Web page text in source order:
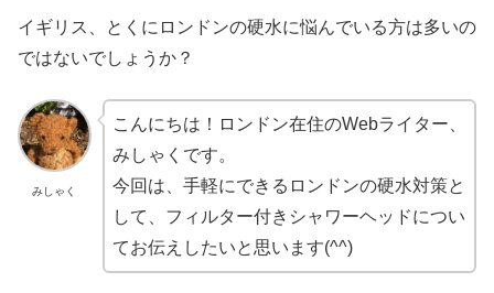
イギリス、とくにロンドンの硬水に悩んでいる方は多いの
ではないでしょうか？
みしゃく
こんにちは！ロンドン在住のWebライター、
みしゃくです。
今回は、手軽にできるロンドンの硬水対策と
して、フィルター付きシャワーヘッドについ
てお伝えしたいと思います(^^)